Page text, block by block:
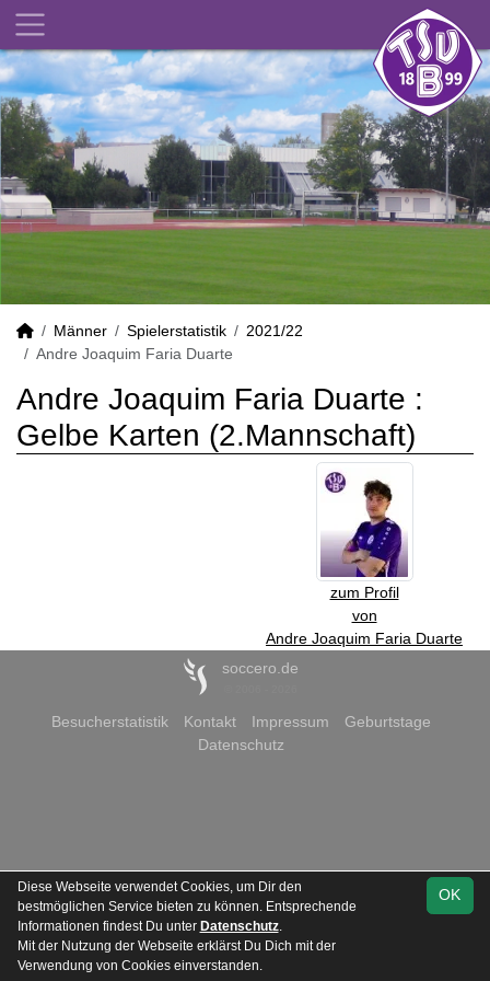
Männer Spielerstatistik
2021/22
Andre Joaquim Faria Duarte
Andre Joaquim Faria Duarte :
Gelbe Karten (2.Mannschaft)
zum Profil
von
Andre Joaquim Faria Duarte
soccero.de
Besucherstatistik Kontakt Impressum
Geburtstage
Datenschutz
OK
Diese Webseite verwendet Cookies, um Dir den
bestmöglichen Service bieten zu können. Entsprechende
Informationen findest Du unter Datenschutz.
Mit der Nutzung der Webseite erklärst Du Dich mit der
Verwendung von Cookies einverstanden.